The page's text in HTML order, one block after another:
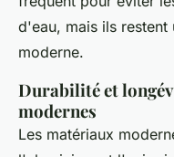
d'eau, mais ils restent
moderne.
Durabilité et
modernes
Les matériaux